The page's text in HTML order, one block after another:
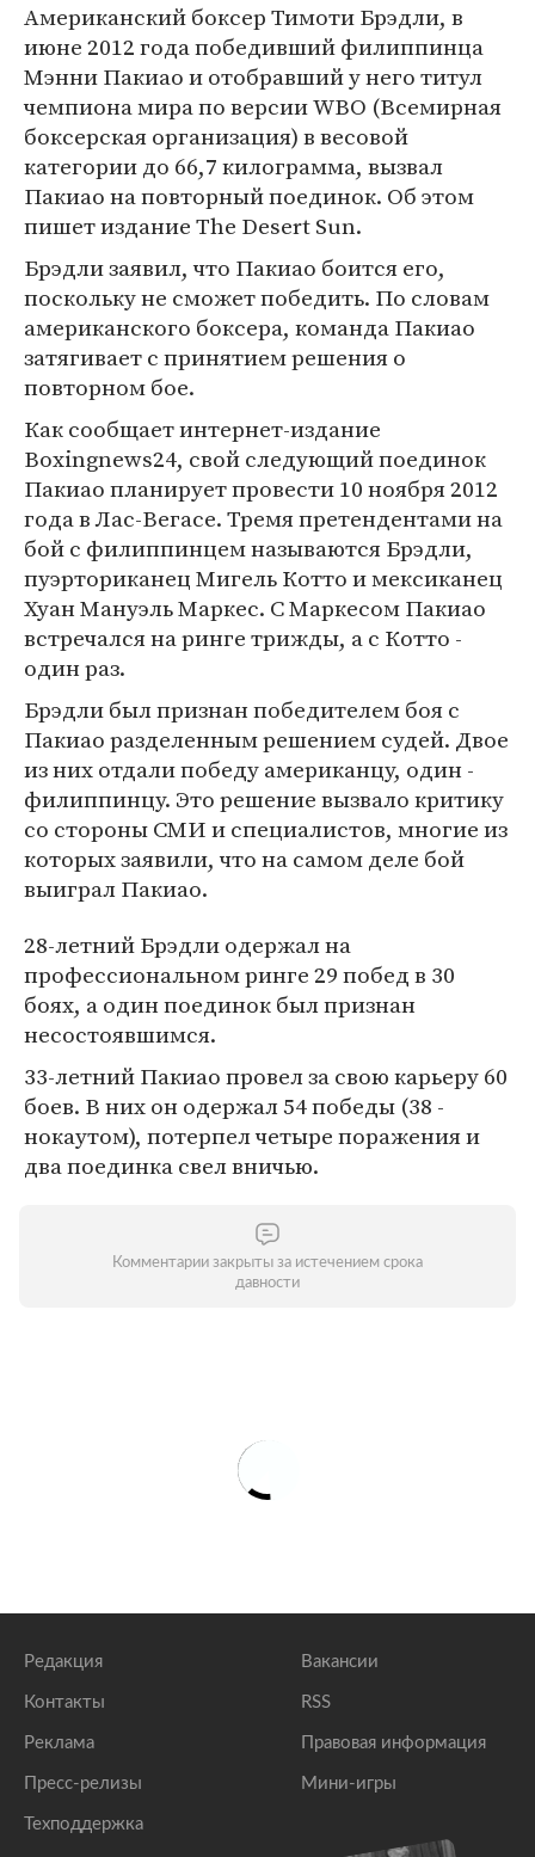
Американский боксер Тимоти Брэдли, в
июне 2012 года победивший филиппинца
Мэнни Пакиао и отобравший у него титул
чемпиона мира по версии WBO (Всемирная
боксерская организация) в весовой
категории до 66,7 килограмма, вызвал
Пакиао на повторный поединок. Об этом
пишет издание The Desert Sun.
Брэдли заявил, что Пакиао боится его,
поскольку не сможет победить. По словам
американского боксера, команда Пакиао
затягивает с принятием решения о
повторном бое.
Как сообщает интернет-издание
Boxingnews24, свой следующий поединок
Пакиао планирует провести 10 ноября 2012
года в Лас-Вегасе. Тремя претендентами на
бой с филиппинцем называются Брэдли,
пуэрториканец Мигель Котто и мексиканец
Хуан Мануэль Маркес. С Маркесом Пакиао
встречался на ринге трижды, а с Котто -
один раз.
Брэдли был признан победителем боя с
Пакиао разделенным решением судей. Двое
из них отдали победу американцу, один -
филиппинцу. Это решение вызвало критику
со стороны СМИ и специалистов, многие из
которых заявили, что на самом деле бой
выиграл Пакиао.
28-летний Брэдли одержал на
профессиональном ринге 29 побед в 30
боях, а один поединок был признан
несостоявшимся.
33-летний Пакиао провел за свою карьеру 60
боев. В них он одержал 54 победы (38 -
нокаутом), потерпел четыре поражения и
два поединка свел вничью.
Комментарии закрыты за истечением срока
давности
Редакция
Контакты
Реклама
Пресс-релизы
Техподдержка
Вакансии
RSS
Правовая информация
Мини-игры